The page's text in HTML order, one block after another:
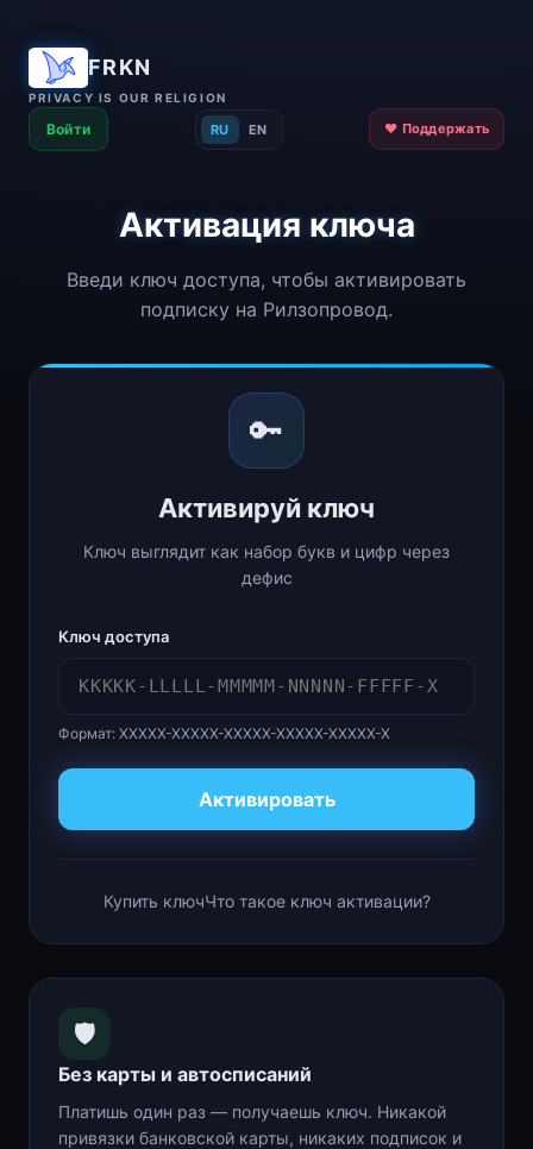
FRKN
PRIVACY IS OUR RELIGION
Войти RU EN ❤️ Поддержать
Активация ключа
Введи ключ доступа, чтобы активировать
подписку на Рилзопровод.
🔑
Активируй ключ
Ключ выглядит как набор букв и цифр через
дефис
Ключ доступа
Формат: XXXXX-XXXXX-XXXXX-XXXXX-XXXXX-X
Активировать
Купить ключЧто такое ключ активации?
🛡️
Без карты и автосписаний
Платишь один раз — получаешь ключ. Никакой
привязки банковской карты, никаких подписок и